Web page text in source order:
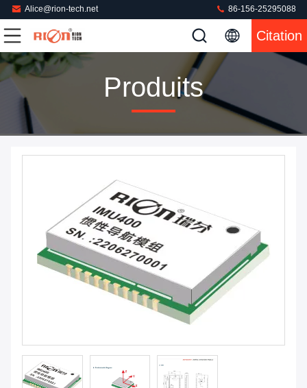
Alice@rion-tech.net 86-156-25295088
Citation
Produits